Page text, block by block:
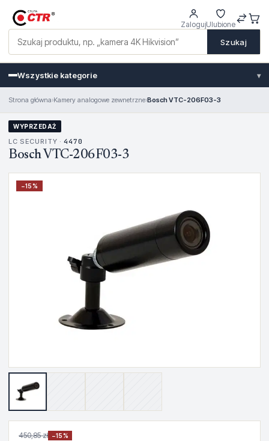
Szukaj
ZalogujUlubione
Wszystkie kategorie ▾
Strona główna›Kamery analogowe zewnetrzne›Bosch VTC-206F03-3
WYPRZEDAŻ
LC SECURITY · 4470
Bosch VTC-206F03-3
−15%
450,85 zł −15%